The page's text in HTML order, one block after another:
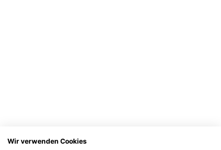
Wir verwenden Cookies